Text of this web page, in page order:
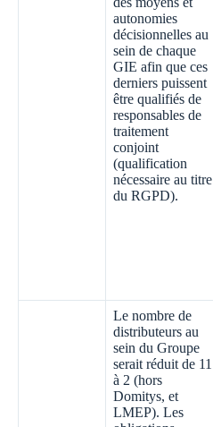
autonomies
décisionnelles au
sein de chaque
GIE afin que ces
derniers puissent
être qualifiés de
responsables de
traitement
conjoint
(qualification
nécessaire au titre
du RGPD).
Le nombre de
distributeurs au
sein du Groupe
serait réduit de 11
à 2 (hors
Domitys, et
LMEP). Les